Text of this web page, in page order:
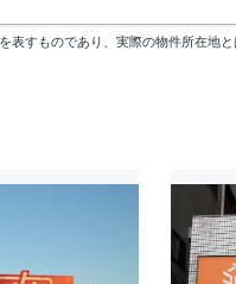
すものであり、実際の物件所在地と